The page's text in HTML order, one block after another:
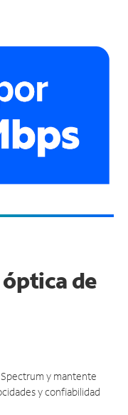
de
y mantente
y confiabilidad